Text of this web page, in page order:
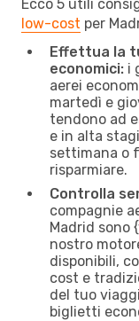
Ecco 5 utili
low-cost per
Effettua la
economici: i
aerei
martedì e
tendono ad
e in alta
settimana o
risparmiare.
Controlla
compagnie
Madrid sono
nostro
disponibili,
cost e
del tuo
biglietti